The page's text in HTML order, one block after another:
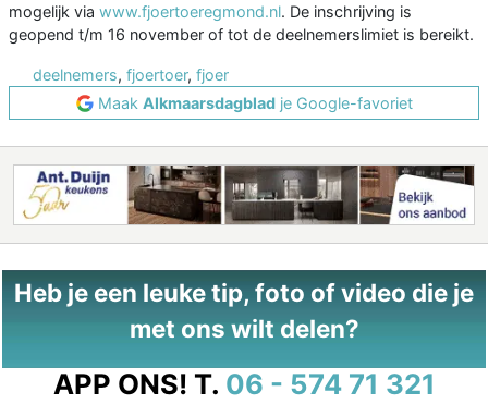
mogelijk via www.fjoertoeregmond.nl. De inschrijving is
geopend t/m 16 november of tot de deelnemerslimiet is bereikt.
deelnemers, fjoertoer, fjoer
Maak Alkmaarsdagbladje Google-favoriet
Heb je een leuke tip, foto of video die je
met ons wilt delen?
APP ONS! T. 06 - 574 71 321